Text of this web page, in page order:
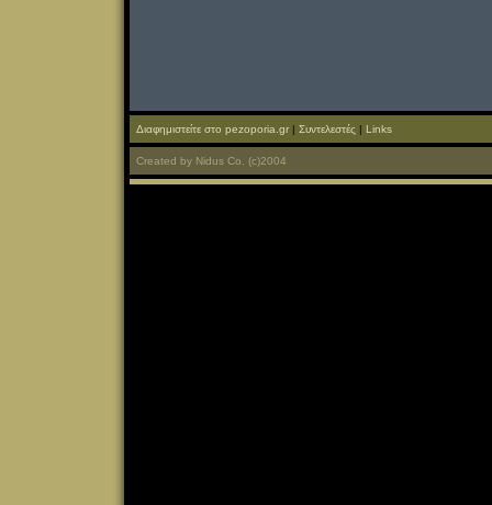
Διαφημιστείτε στο pezoporia.gr | Συντελεστές | Links
Created by Nidus Co. (c)2004